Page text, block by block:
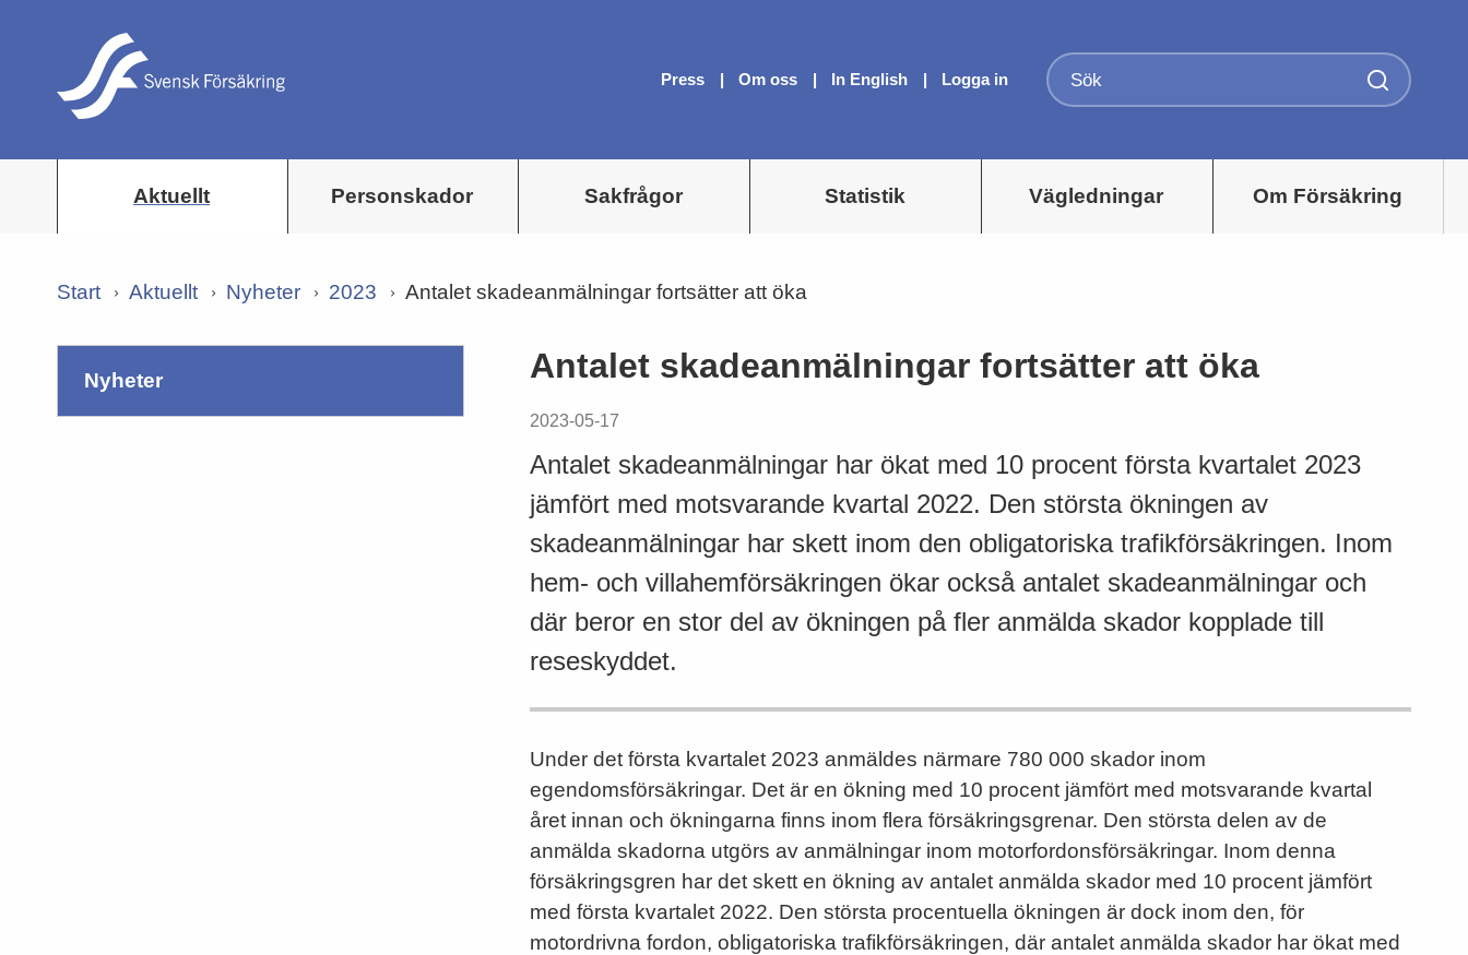
Press Om oss In English Logga in
Aktuellt Personskador Sakfrågor Statistik Vägledningar Om Försäkring
Start Aktuellt Nyheter 2023 Antalet skadeanmälningar fortsätter att öka
nyheter Antalet skadeanmälningar fortsätter att öka
2023-05-17
Antalet skadeanmälningar har ökat med 10 procent första kvartalet 2023
jämfört med motsvarande kvartal 2022. Den största ökningen av
skadeanmälningar har skett inom den obligatoriska trafikförsäkringen. Inom
hem- och villahemförsäkringen ökar också antalet skadeanmälningar och
där beror en stor del av ökningen på fler anmälda skador kopplade till
reseskyddet.
Under det första kvartalet 2023 anmäldes närmare 780 000 skador inom
egendomsförsäkringar. Det är en ökning med 10 procent jämfört med motsvarande kvartal
året innan och ökningarna finns inom flera försäkringsgrenar. Den största delen av de
anmälda skadorna utgörs av anmälningar inom motorfordonsförsäkringar. Inom denna
försäkringsgren har det skett en ökning av antalet anmälda skador med 10 procent jämfört
med första kvartalet 2022. Den största procentuella ökningen är dock inom den, för
motordrivna fordon, obligatoriska trafikförsäkringen, där antalet anmälda skador har ökat med